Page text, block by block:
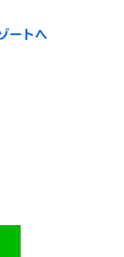
ートへ